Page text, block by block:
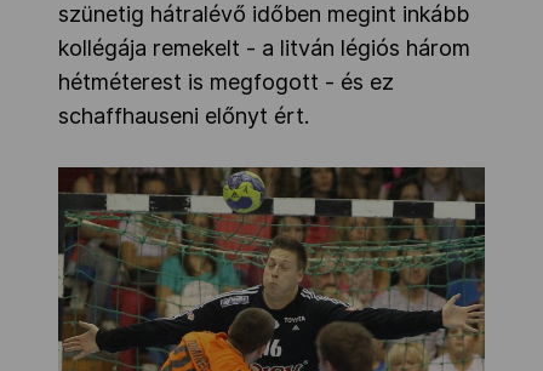
szünetig hátralévő időben megint inkább
kollégája remekelt - a litván légiós három
hétméterest is megfogott - és ez
schaffhauseni előnyt ért.